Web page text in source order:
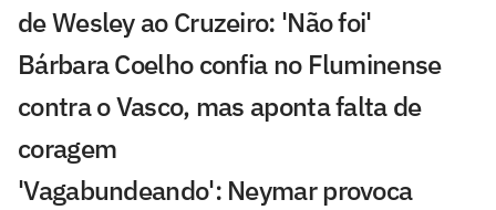
de Wesley ao Cruzeiro: 'Não foi'
Bárbara Coelho confia no Fluminense
contra o Vasco, mas aponta falta de
coragem
'Vagabundeando': Neymar provoca